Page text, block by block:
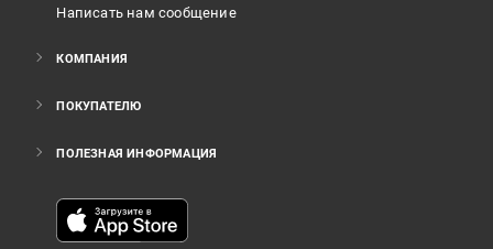
Написать нам сообщение
КОМПАНИЯ
ПОКУПАТЕЛЮ
ПОЛЕЗНАЯ ИНФОРМАЦИЯ